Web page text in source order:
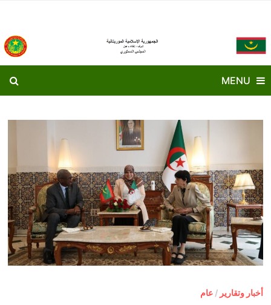
content
MENU
أخبار وتقارير /عام